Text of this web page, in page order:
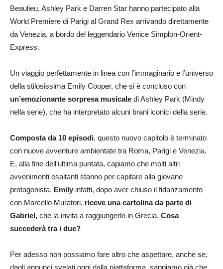
Beaulieu, Ashley Park e Darren Star hanno partecipato alla
World Premiere di Parigi al Grand Rex arrivando direttamente
da Venezia, a bordo del leggendario Venice Simplon-Orient-
Express.
Un viaggio perfettamente in linea con l’immaginario e l’universo
della stilosissima Emily Cooper, che si è concluso con
un’emozionante sorpresa musicale di Ashley Park (Mindy
nella serie), che ha interpretato alcuni brani iconici della serie.
Composta da 10 episodi, questo nuovo capitolo è terminato
con nuove avventure ambientate tra Roma, Parigi e Venezia.
E, alla fine dell’ultima puntata, capiamo che molti altri
avvenimenti esaltanti stanno per capitare alla giovane
protagonista. Emily infatti, dopo aver chiuso il fidanzamento
con Marcello Muratori, riceve una cartolina da parte di
Gabriel, che la invita a raggiungerlo in Grecia. Cosa
succederà tra i due?
Per adesso non possiamo fare altro che aspettare, anche se,
dagli annunci svelati oggi dalla piattaforma, sappiamo già che